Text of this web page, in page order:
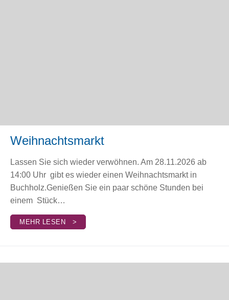
Weihnachtsmarkt
Lassen Sie sich wieder verwöhnen. Am 28.11.2026 ab
14:00 Uhr gibt es wieder einen Weihnachtsmarkt in
Buchholz.Genießen Sie ein paar schöne Stunden bei
einem Stück…
MEHR LESEN >